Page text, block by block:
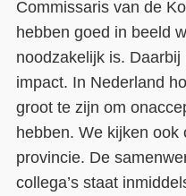
Commissaris van de
hebben goed in beeld
noodzakelijk is.
impact. In Nederland
groot te zijn om
hebben. We kijken
provincie. De
collega’s staat